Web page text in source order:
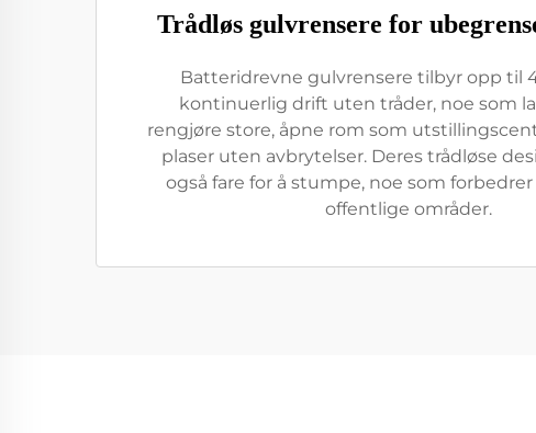
Trådløs gulvrensere for
Batteridrevne gulvrensere tilbyr opp til
kontinuerlig drift uten tråder, noe som
rengjøre store, åpne rom som
plaser uten avbrytelser. Deres trådløse
også fare for å stumpe, noe som
offentlige områder.